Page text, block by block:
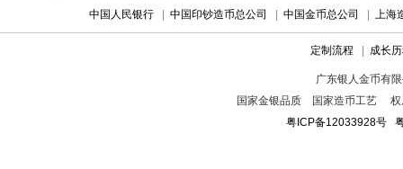
中国人民银行 中国印钞造币总公司 中国金币总公司 上海
定制流程 成长
广东银人金币有
国家金银品质 国家造币工艺 权
粤ICP备12033928号